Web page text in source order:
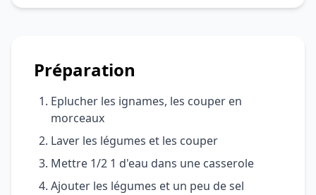
Préparation
Eplucher les ignames, les couper en
morceaux
Laver les légumes et les couper
Mettre 1/2 1 d'eau dans une casserole
Ajouter les légumes et un peu de sel